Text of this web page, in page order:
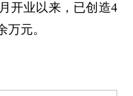
开业以来，已创造4
万元。